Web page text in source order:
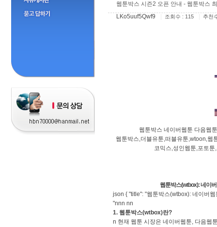
웹툰박스 시즌2 오픈 안내 - 웹툰박스
LKo5uuf5Qwf9
조회수 : 115 추천
웹툰박스 네이버웹툰 다음웹
웹툰박스,더블유툰,떠블유툰,wtoon,웹
코믹스,성인웹툰,포토
웹툰박스(wtbox): 네이
json { "title": "웹툰박스(wtbox): 네이버
"nnn nn
1. 웹툰박스(wtbox)란?
n 현재 웹툰 시장은 네이버웹툰, 다음웹